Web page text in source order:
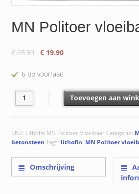
MN Politoer
€28.30
Oorspronkelijke
was:
€ 19.90Huidige
6 op voorraad
MN Politoer vloeibaar aantalToevoegen aan
SKU: Lithofin MN Politoer Vloeibaar Categorie:
betonsteen Tags: lithofin, MN Politoer
Omschrijving